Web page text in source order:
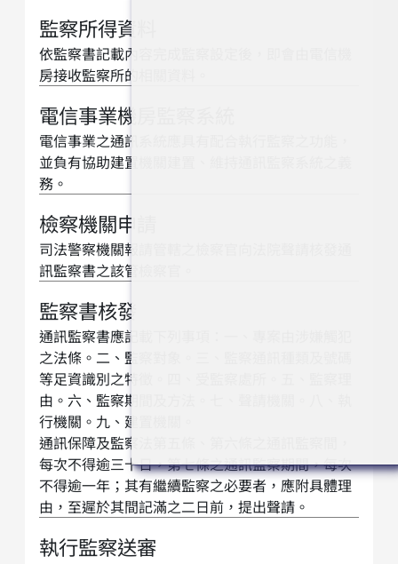
監察所得資料
依監察書記載內容完成監察設定後，即會由電信機
房接收監察所的相關資料。
電信事業機房監察系統
電信事業之通訊系統應具有配合執行監察之功能，
並負有協助建置機關建置、維持通訊監察系統之義
務。
檢察機關申請
司法警察機關報請管轄之檢察官向法院聲請核發通
訊監察書之該管檢察官。
監察書核發
通訊監察書應記載下列事項：一、專案由涉嫌觸犯
之法條。二、監察對象。三、監察通訊種類及號碼
等足資識別之特徵。四、受監察處所。五、監察理
由。六、監察期間及方法。七、聲請機關。八、執
行機關。九、建置機關。
通訊保障及監察法第五條、第六條之通訊監察間，
每次不得逾三十日，第七條之通訊監察期間，每次
不得逾一年；其有繼續監察之必要者，應附具體理
由，至遲於其間記滿之二日前，提出聲請。
執行監察送審